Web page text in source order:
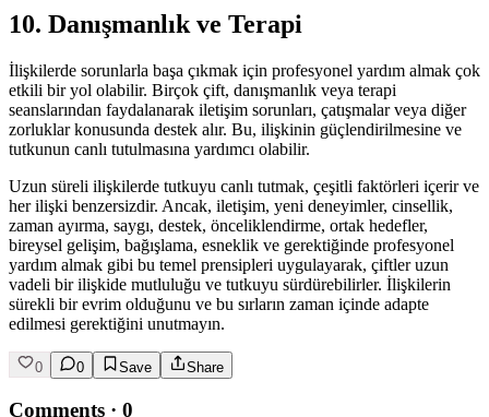
10. Danışmanlık ve Terapi
İlişkilerde sorunlarla başa çıkmak için profesyonel yardım almak çok
etkili bir yol olabilir. Birçok çift, danışmanlık veya terapi
seanslarından faydalanarak iletişim sorunları, çatışmalar veya diğer
zorluklar konusunda destek alır. Bu, ilişkinin güçlendirilmesine ve
tutkunun canlı tutulmasına yardımcı olabilir.
Uzun süreli ilişkilerde tutkuyu canlı tutmak, çeşitli faktörleri içerir ve
her ilişki benzersizdir. Ancak, iletişim, yeni deneyimler, cinsellik,
zaman ayırma, saygı, destek, önceliklendirme, ortak hedefler,
bireysel gelişim, bağışlama, esneklik ve gerektiğinde profesyonel
yardım almak gibi bu temel prensipleri uygulayarak, çiftler uzun
vadeli bir ilişkide mutluluğu ve tutkuyu sürdürebilirler. İlişkilerin
sürekli bir evrim olduğunu ve bu sırların zaman içinde adapte
edilmesi gerektiğini unutmayın.
0 0 Save Share
Comments · 0